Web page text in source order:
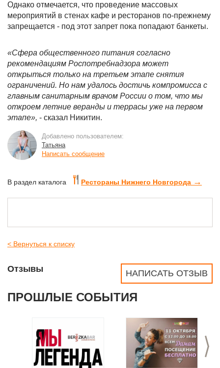
Однако отмечается, что проведение массовых
мероприятий в стенах кафе и ресторанов по-прежнему
запрещается - под этот запрет пока попадают банкеты.
«Сфера общественного питания согласно
рекомендациям Роспoтребнадзора может
открыться только на третьем этапе снятия
ограничений. Но нам удалось достичь компромисса с
главным санитарным врачом России о том, что мы
откроем летние веранды и террасы уже на первом
этапе», - сказал Никитин.
Добавлено пользователем:
Татьяна
Написать сообщение
В раздел каталога Рестораны Нижнего Новгорода →
< Вернуться к списку
НАПИСАТЬ ОТЗЫВ
Отзывы
ПРОШЛЫЕ СОБЫТИЯ
>